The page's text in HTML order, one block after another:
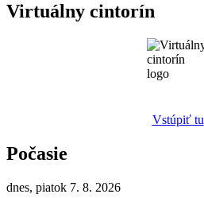
Virtuálny cintorín
Vstúpiť tu
Počasie
dnes, piatok 7. 8. 2026